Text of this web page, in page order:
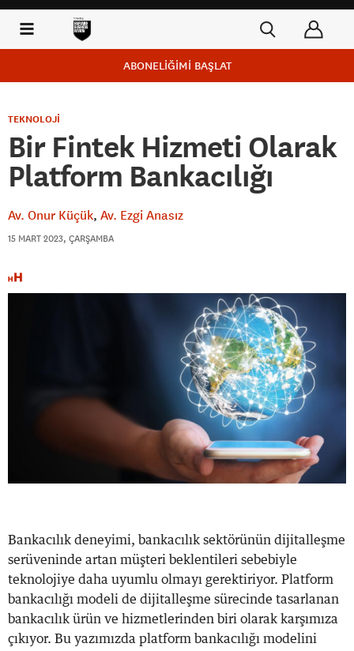
ABONELİĞİMİ BAŞLAT
TEKNOLOJİ
Bir Fintek Hizmeti Olarak
Platform Bankacılığı
Av. Onur Küçük Av. Ezgi Anasız
15 MART 2023, ÇARŞAMBA
Bankacılık deneyimi, bankacılık sektörünün dijitalleşme
serüveninde artan müşteri beklentileri sebebiyle
teknolojiye daha uyumlu olmayı gerektiriyor. Platform
bankacılığı modeli de dijitalleşme sürecinde tasarlanan
bankacılık ürün ve hizmetlerinden biri olarak karşımıza
çıkıyor. Bu yazımızda platform bankacılığı modelini